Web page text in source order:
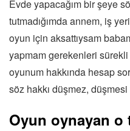
Evde yapacağım bir şeye
tutmadığımda annem, iş
oyun için aksattıysam
yapmam gerekenleri
oyunum hakkında hesap
söz hakkı düşmez,
Oyun oynayan o